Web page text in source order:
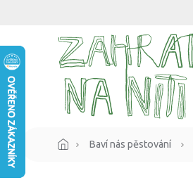
Baví nás pěstování